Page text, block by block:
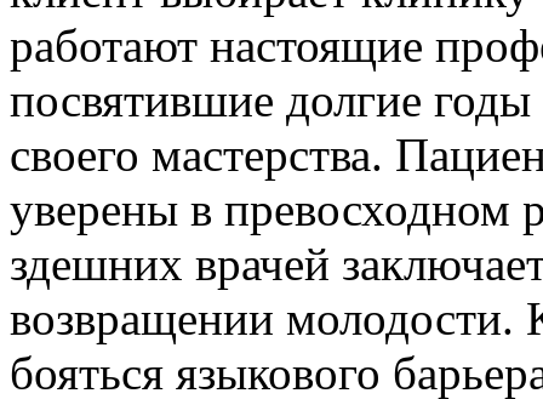
работают настоящие
посвятившие долгие
своего мастерства.
уверены в превосходном
здешних врачей
возвращении молодости.
бояться языкового